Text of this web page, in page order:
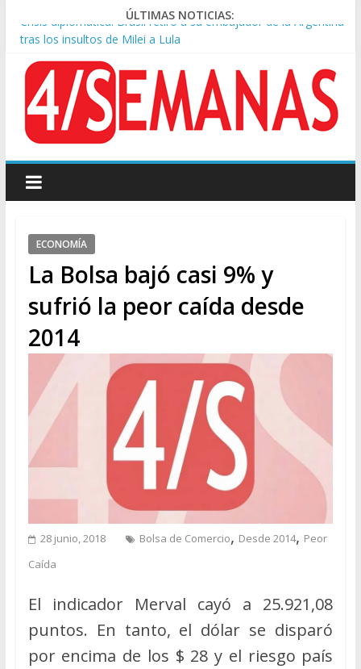
ÚLTIMAS NOTICIAS:
Crisis diplomática: Brasil retiró a su embajador de la Argentina
tras los insultos de Milei a Lula
frente al Congreso
El rechazo al proyecto de Ley de Tierras predominó en las
redes
Manuel Belgrano: Reparación Historia en el solar natal
Confirmado: el papa León XIV visitará la Argentina entre el 8 y
el 11 de noviembre
ECONOMÍA
La Bolsa bajó casi 9% y
sufrió la peor caída desde
2014
28 junio, 2018 Bolsa de Comercio, Desde 2014, Peor
Caída
El indicador Merval cayó a 25.921,08
puntos. En tanto, el dólar se disparó
por encima de los $ 28 y el riesgo país